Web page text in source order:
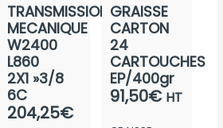
TRANSMISSION
MECANIQUE
W2400
L860
2X1 »3/8
6C
204,25€
GRAISSE
CARTON
24
CARTOUCHES
EP/400gr
91,50€ HT